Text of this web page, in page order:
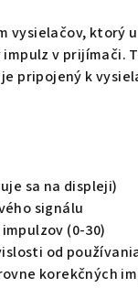
vysielačov, ktorý
v prijímači.
pripojený k
sa na displeji)
signálu
(0-30)
od
korekčných